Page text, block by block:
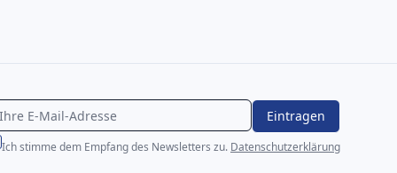
Eintragen
Ich stimme dem Empfang des Newsletters zu. Datenschutzerklärung